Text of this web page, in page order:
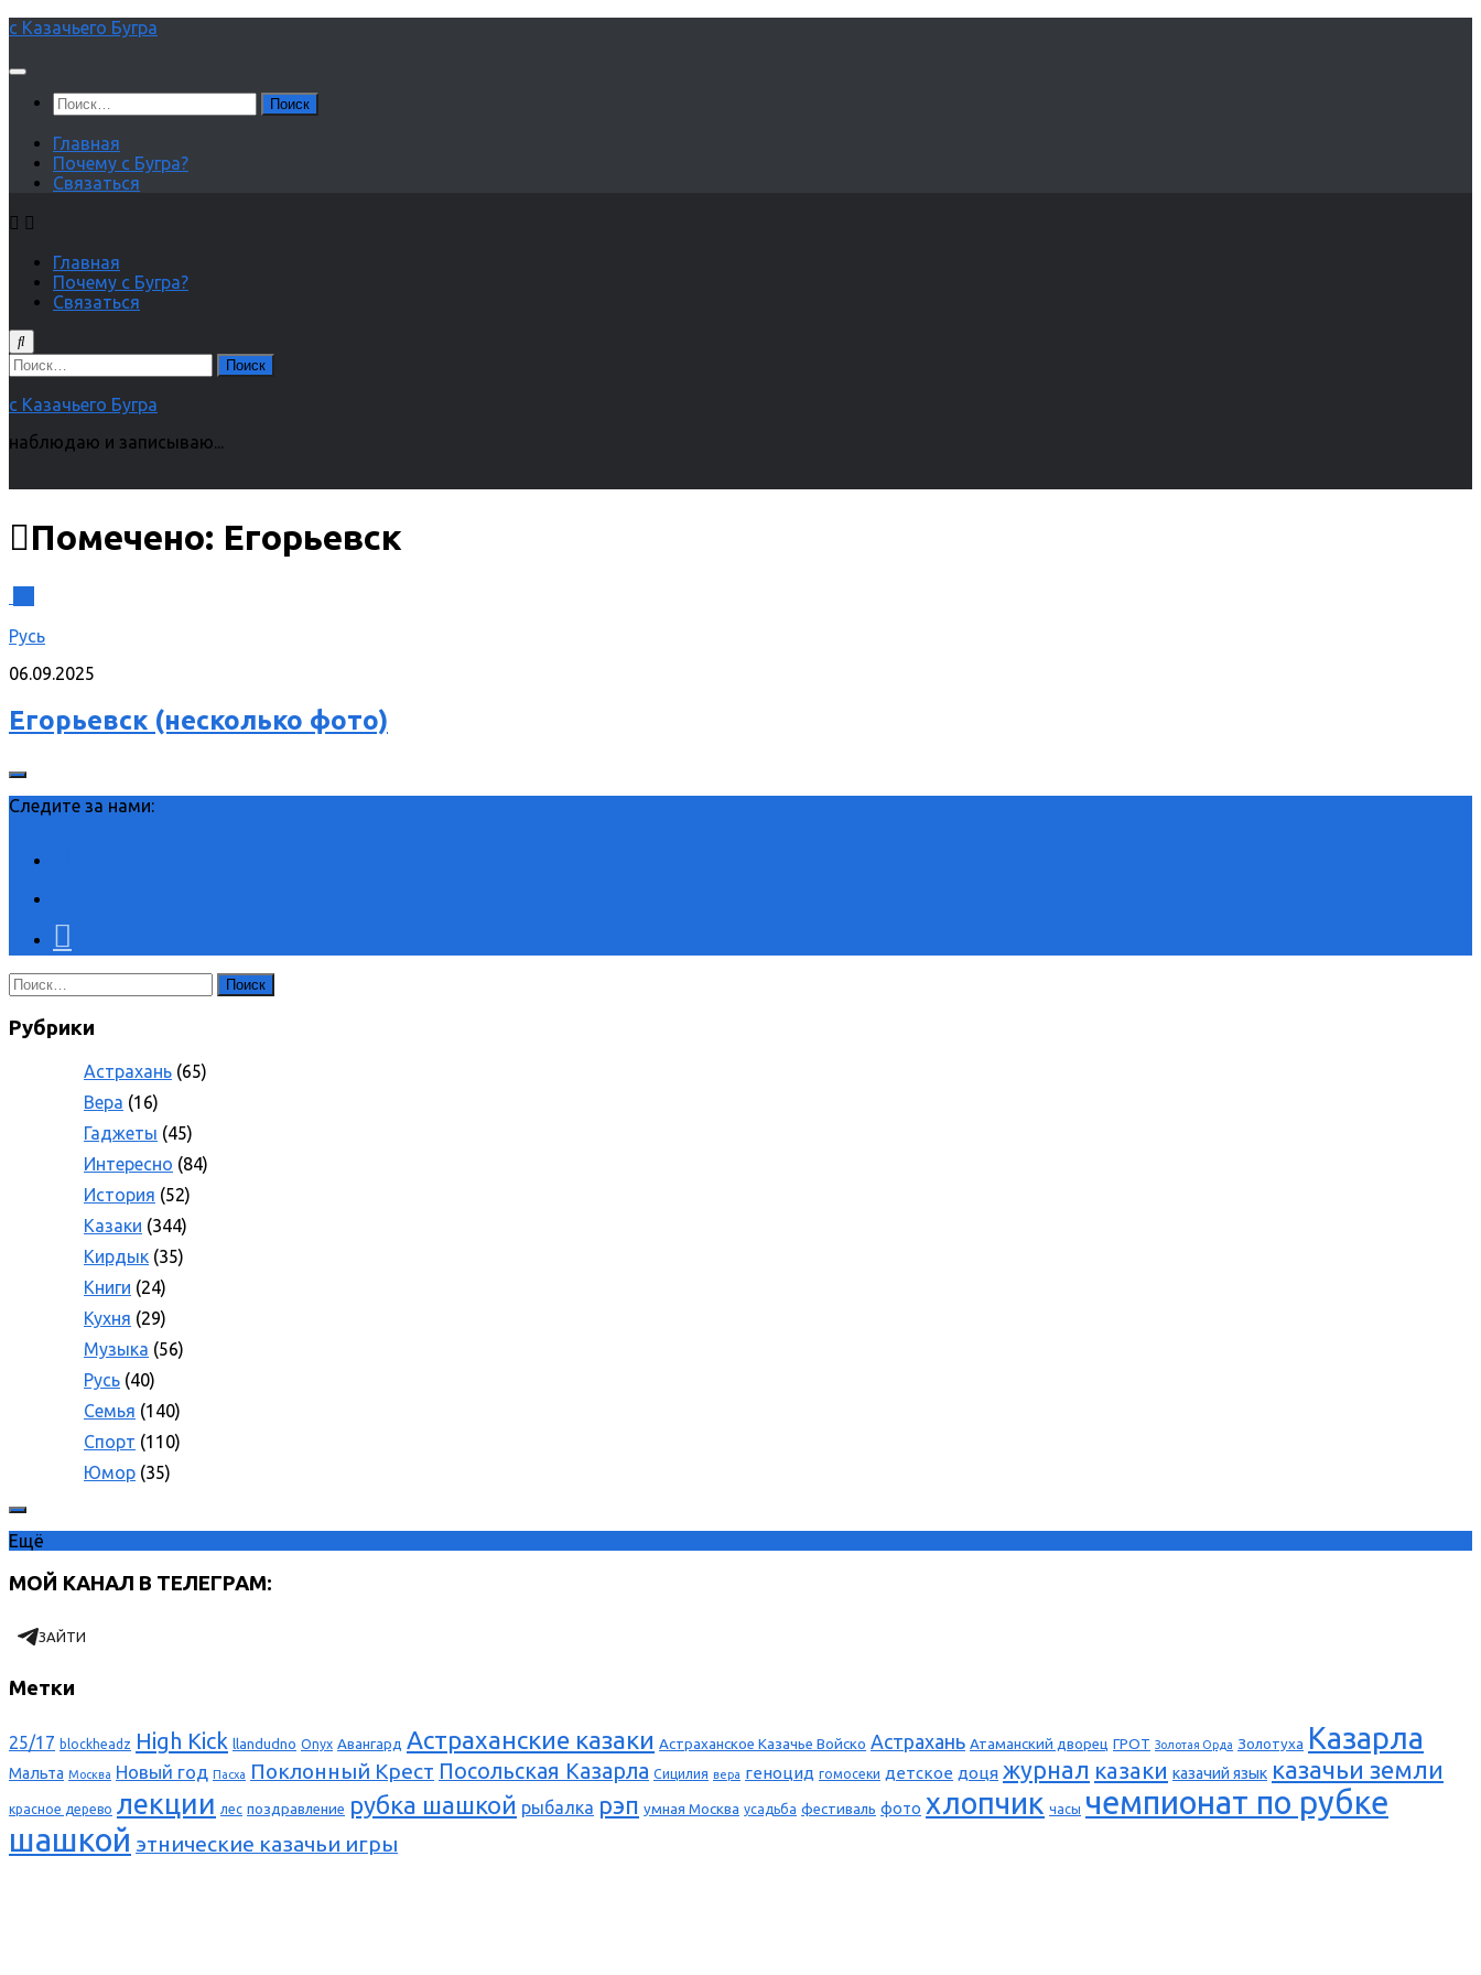
Перейти
содержимому
с Казачьего Бугра
Найти:
Главная
Почему с Бугра?
Связаться
Главная
Почему с Бугра?
Связаться
Найти:
с Казачьего Бугра
наблюдаю и записываю...
Помечено: Егорьевск
Русь
06.09.2025
Егорьевск (несколько фото)
Следите за нами:
Найти:
Рубрики
Астрахань (65)
Вера (16)
Гаджеты (45)
Интересно (84)
История (52)
Казаки (344)
Кирдык (35)
Книги (24)
Кухня (29)
Музыка (56)
Русь (40)
Семья (140)
Спорт (110)
Юмор (35)
Ещё
МОЙ КАНАЛ В ТЕЛЕГРАМ:
ЗАЙТИ
Метки
25/17 blockheadz High Kick llandudno Onyx Авангард Астраханские казаки Астраханское Казачье Войско Астрахань Атаманский дворец ГРОТ Золотая Орда Золотуха Казарла
Мальта Москва Новый год Пасха Поклонный Крест Посольская Казарла Сицилия вера геноцид гомосеки детское доця журнал казаки казачий язык казачьи земли
красное дерево лекции лес поздравление рубка шашкой рыбалка рэп умная Москва усадьба фестиваль фото хлопчик часы чемпионат по рубке
шашкой этнические казачьи игры